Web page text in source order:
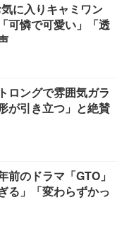
に入りキャミワン
可憐で可愛い」「透
ロングで雰囲気ガラ
が引き立つ」と絶賛
のドラマ「GTO」
る」「変わらずかっ